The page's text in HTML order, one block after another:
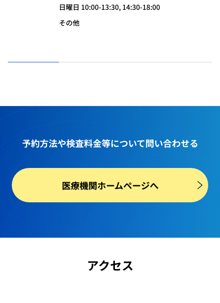
日曜日 10:00-13:30, 14:30-18:00
その他
予約方法や検査料金等について問い合わせる
医療機関ホームページへ
アクセス